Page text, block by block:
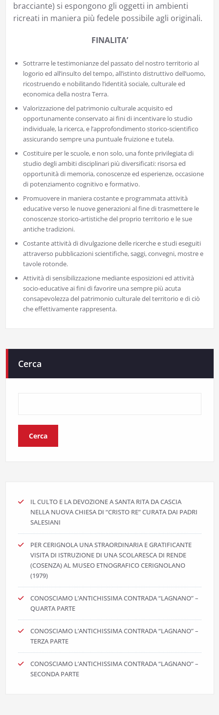
bracciante) si espongono gli oggetti in ambienti
ricreati in maniera più fedele possibile agli originali.
FINALITA’
Sottrarre le testimonianze del passato del nostro territorio al
logorio ed all’insulto del tempo, all’istinto distruttivo dell’uomo,
ricostruendo e nobilitando l’identità sociale, culturale ed
economica della nostra Terra.
Valorizzazione del patrimonio culturale acquisito ed
opportunamente conservato ai fini di incentivare lo studio
individuale, la ricerca, e l’approfondimento storico-scientifico
assicurando sempre una puntuale fruizione e tutela.
Costituire per le scuole, e non solo, una fonte privilegiata di
studio degli ambiti disciplinari più diversificati: risorsa ed
opportunità di memoria, conoscenze ed esperienze, occasione
di potenziamento cognitivo e formativo.
Promuovere in maniera costante e programmata attività
educative verso le nuove generazioni al fine di trasmettere le
conoscenze storico-artistiche del proprio territorio e le sue
antiche tradizioni.
Costante attività di divulgazione delle ricerche e studi eseguiti
attraverso pubblicazioni scientifiche, saggi, convegni, mostre e
tavole rotonde.
Attività di sensibilizzazione mediante esposizioni ed attività
socio-educative ai fini di favorire una sempre più acuta
consapevolezza del patrimonio culturale del territorio e di ciò
che effettivamente rappresenta.
Cerca
Cerca
IL CULTO E LA DEVOZIONE A SANTA RITA DA CASCIA
NELLA NUOVA CHIESA DI “CRISTO RE” CURATA DAI PADRI
SALESIANI
PER CERIGNOLA UNA STRAORDINARIA E GRATIFICANTE
VISITA DI ISTRUZIONE DI UNA SCOLARESCA DI RENDE
(COSENZA) AL MUSEO ETNOGRAFICO CERIGNOLANO
(1979)
CONOSCIAMO L’ANTICHISSIMA CONTRADA “LAGNANO” –
QUARTA PARTE
CONOSCIAMO L’ANTICHISSIMA CONTRADA “LAGNANO” –
TERZA PARTE
CONOSCIAMO L’ANTICHISSIMA CONTRADA “LAGNANO” –
SECONDA PARTE